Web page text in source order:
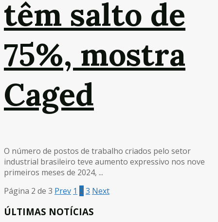
têm salto de
75%, mostra
Caged
O número de postos de trabalho criados pelo setor
industrial brasileiro teve aumento expressivo nos nove
primeiros meses de 2024, ...
Página 2 de 3 Prev 1 2 3 Next
ÚLTIMAS NOTÍCIAS